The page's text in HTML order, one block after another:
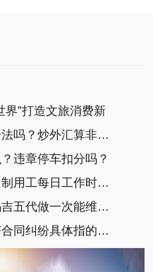
界”打造文旅消费新
炒外汇是什么意思？炒外汇合法吗？炒外汇算非法集
违章停车扣分吗？
非全日制用工是什么？非全日制用工每日工作时间不
热玛吉五代有什么功效？热玛吉五代做一次能维持多
公司经济性质怎么填写？经济合同纠纷具体指的是什